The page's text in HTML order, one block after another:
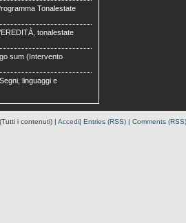
Tonalestate
L’EREDITÀ, tonalestate
sum (Intervento
linguaggi e
i contenuti) | Accedi| Entries (RSS) | Comments (RSS)